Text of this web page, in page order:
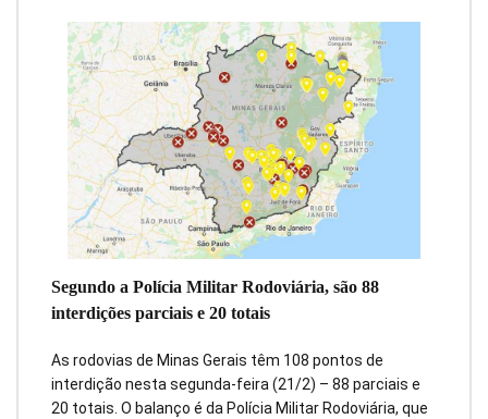
Segundo a Polícia Militar Rodoviária, são 88
interdições parciais e 20 totais
As rodovias de Minas Gerais têm 108 pontos de
interdição nesta segunda-feira (21/2) – 88 parciais e
20 totais. O balanço é da Polícia Militar Rodoviária, que